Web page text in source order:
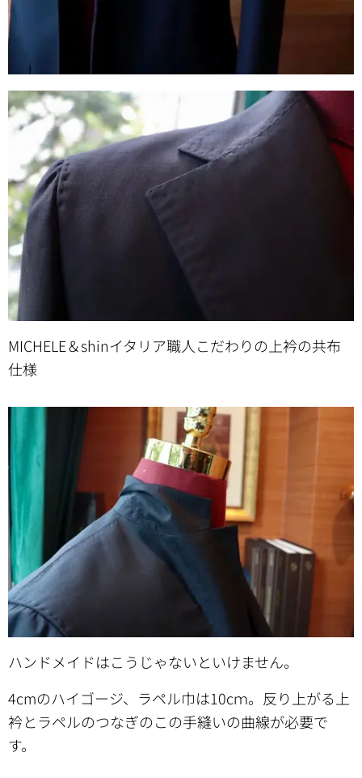
MICHELE＆shinイタリア職人こだわりの上衿の共布
仕様
ハンドメイドはこうじゃないといけません。
4cmのハイゴージ、ラペル巾は10cｍ。反り上がる上
衿とラペルのつなぎのこの手縫いの曲線が必要で
す。